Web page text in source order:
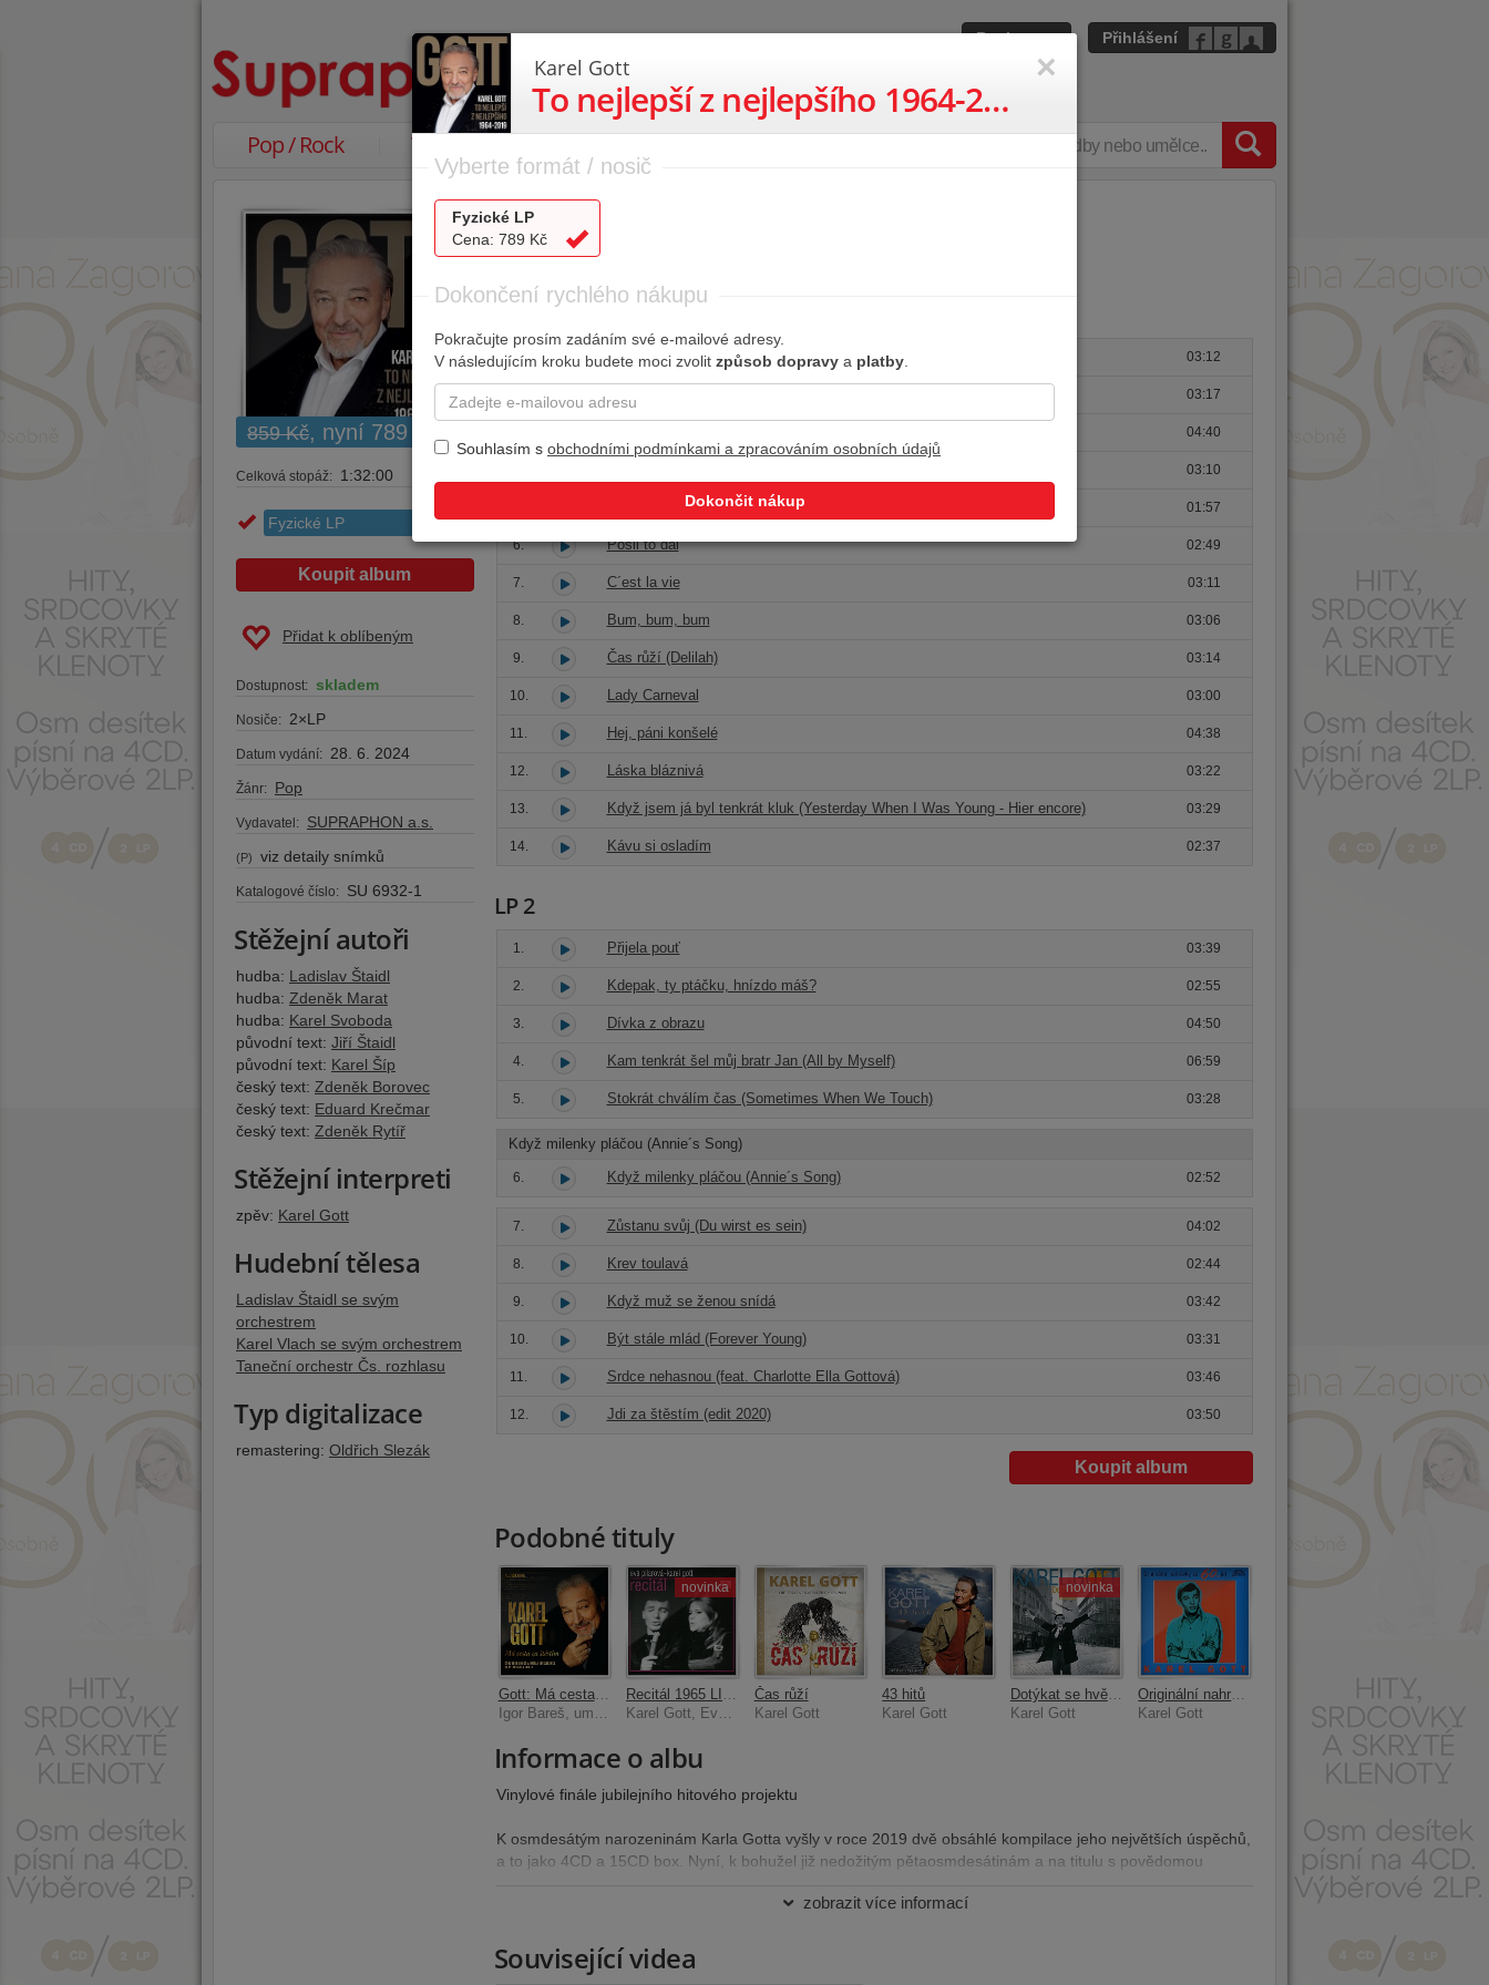
Registrace Přihlášení
Pop / Rock Vážná hudba
859 Kč, nyní 789 Kč
Celková stopáž: 1:32:00
Fyzické LP 789 Kč
Koupit album
Přidat k oblíbeným
Dostupnost: skladem
Nosiče: 2×LP
Datum vydání: 28. 6. 2024
Žánr: Pop
Vydavatel: SUPRAPHON a.s.
(P) viz detaily snímků
Katalogové číslo: SU 6932-1
Stěžejní autoři
hudba: Ladislav Štaidl
hudba: Zdeněk Marat
hudba: Karel Svoboda
původní text: Jiří Štaidl
původní text: Karel Šíp
český text: Zdeněk Borovec
český text: Eduard Krečmar
český text: Zdeněk Rytíř
Stěžejní interpreti
zpěv: Karel Gott
Hudební tělesa
Ladislav Štaidl se svým
orchestrem
Karel Vlach se svým orchestrem
Taneční orchestr Čs. rozhlasu
Typ digitalizace
remastering: Oldřich Slezák
Karel Gott
To nejlepší z nejlepšího 1964-2019
1. Měsíční řeka (Moon River) 03:12
03:17
04:40
03:10
01:57
6. Pošli to dál 02:49
7. C´est la vie 03:11
8. Bum, bum, bum 03:06
9. Čas růží (Delilah) 03:14
10. Lady Carneval 03:00
11. Hej, páni konšelé 04:38
12. Láska bláznivá 03:22
13. Když jsem já byl tenkrát kluk (Yesterday When I Was Young - Hier encore) 03:29
14. Kávu si osladím 02:37
LP 2
1. Přijela pouť 03:39
2. Kdepak, ty ptáčku, hnízdo máš? 02:55
3. Dívka z obrazu 04:50
4. Kam tenkrát šel můj bratr Jan (All by Myself) 06:59
5. Stokrát chválím čas (Sometimes When We Touch) 03:28
Když milenky pláčou (Annie´s Song)
6. Když milenky pláčou (Annie´s Song) 02:52
7. Zůstanu svůj (Du wirst es sein) 04:02
8. Krev toulavá 02:44
9. Když muž se ženou snídá 03:42
10. Být stále mlád (Forever Young) 03:31
11. Srdce nehasnou (feat. Charlotte Ella Gottová) 03:46
12. Jdi za štěstím (edit 2020) 03:50
Koupit album
Podobné tituly
Gott: Má cesta za štěstím
novinka
Čas růží
Karel Gott
43 hitů
Karel Gott
novinka
Dotýkat se hvězd
Karel Gott
Karel Gott
Informace o albu
Vinylové finále jubilejního hitového projektu
K osmdesátým narozeninám Karla Gotta vyšly v roce 2019 dvě obsáhlé kompilace jeho největších úspěchů,
a to jako 4CD a 15CD box. Nyní, k bohužel již nedožitým pětaosmdesátinám a na titulu s povědomou
z mnoha stovek nahrávek výsledné necelé tři desítky je velmi složitý úkol, ale zkušený Miloš Skalka měl k
(1964) až po závěrečnou novou verzi songu Jdi za štěstím (2019, resp. edit 2020), Karlem Gottem
natočenou jako jeho vůbec poslední píseň, je to přehlídka hitových melodií pro zcela mimořádný hlas. Tak
zobrazit více informací
Související videa
Karel Gott
To nejlepší z nejlepšího 1964-2019
× Close
Vyberte formát / nosič
Fyzické LP
Cena: 789 Kč
Dokončení rychlého nákupu
Pokračujte prosím zadáním své e-mailové adresy.
V následujícím kroku budete moci zvolit způsob dopravy a platby
Souhlasím s obchodními podmínkami a zpracováním osobních údajů
Dokončit nákup